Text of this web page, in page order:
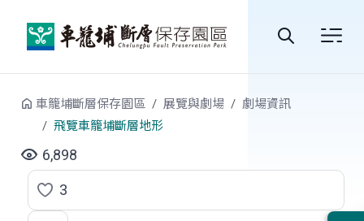
站
車籠埔斷層保存園區 展覽與劇場
劇場資訊
飛覽車籠埔斷層地形
6,898
點
3